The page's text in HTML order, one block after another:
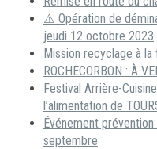
⚠️ Opération de
jeudi 12 octobre 2023
Mission recyclage à
ROCHECORBON : À
Festival Arrière-
l’alimentation de
Événement
septembre